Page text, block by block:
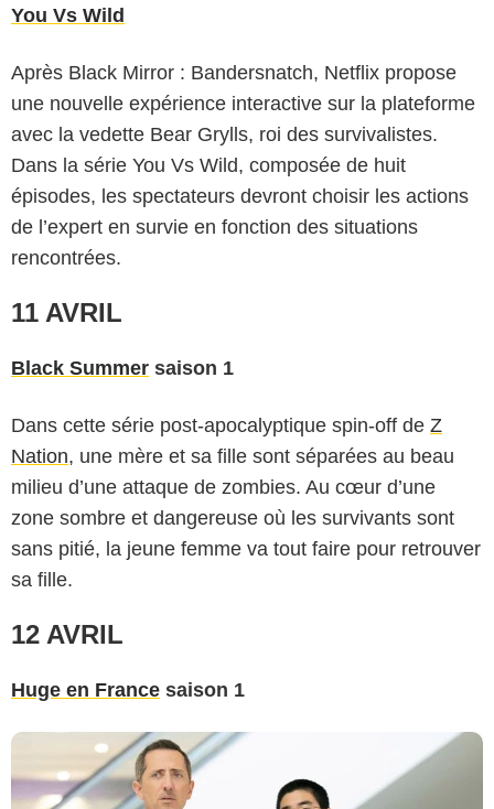
You Vs Wild
Après Black Mirror : Bandersnatch, Netflix propose
une nouvelle expérience interactive sur la plateforme
avec la vedette Bear Grylls, roi des survivalistes.
Dans la série You Vs Wild, composée de huit
épisodes, les spectateurs devront choisir les actions
de l’expert en survie en fonction des situations
rencontrées.
11 AVRIL
Black Summer saison 1
Dans cette série post-apocalyptique spin-off de Z
Nation, une mère et sa fille sont séparées au beau
milieu d’une attaque de zombies. Au cœur d’une
zone sombre et dangereuse où les survivants sont
sans pitié, la jeune femme va tout faire pour retrouver
sa fille.
12 AVRIL
Huge en France saison 1
Netflix